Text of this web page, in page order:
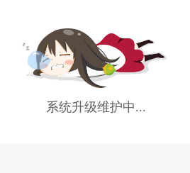
系统升级维护中...